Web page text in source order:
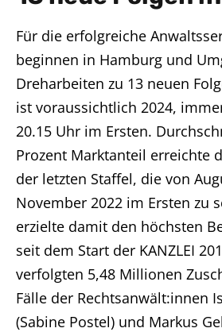
Für die erfolgreiche
beginnen in Hamburg und
Dreharbeiten zu 13 neuen
ist voraussichtlich 2024,
20.15 Uhr im Ersten.
Prozent Marktanteil erreichte
der letzten Staffel, die von
November 2022 im Ersten zu
erzielte damit den höchsten
seit dem Start der KANZLEI
verfolgten 5,48 Millionen
Fälle der Rechtsanwält:innen
(Sabine Postel) und Markus